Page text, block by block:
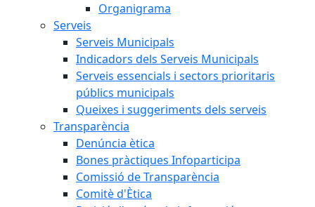
Organigrama
Serveis
Serveis Municipals
Indicadors dels Serveis Municipals
Serveis essencials i sectors prioritaris
públics municipals
Queixes i suggeriments dels serveis
Transparència
Denúncia ètica
Bones pràctiques Infoparticipa
Comissió de Transparència
Comitè d'Ètica